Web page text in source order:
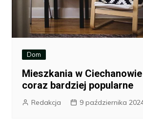
Dom
Mieszkania w
coraz bardziej popularne
Redakcja 9 października